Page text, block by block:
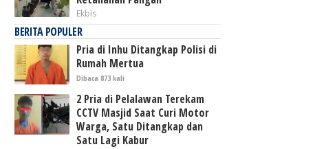
Ekbis
BERITA POPULER
Pria di Inhu Ditangkap Polisi di
Rumah Mertua
Dibaca 873 kali
2 Pria di Pelalawan Terekam
CCTV Masjid Saat Curi Motor
Warga, Satu Ditangkap dan
Satu Lagi Kabur